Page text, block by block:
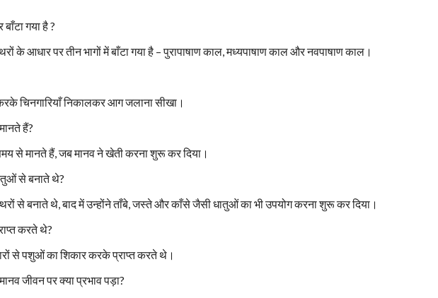
गया है ?
के आधार पर तीन भागों में बाँटा गया है – पुरापाषाण काल, मध्यपाषाण काल और नवपाषाण काल।
चिनगारियाँ निकालकर आग जलाना सीखा।
हैं?
से मानते हैं, जब मानव ने खेती करना शुरू कर दिया।
से बनाते थे?
से बनाते थे, बाद में उन्होंने ताँबे, जस्ते और काँसे जैसी धातुओं का भी उपयोग करना शुरू कर दिया।
करते थे?
से पशुओं का शिकार करके प्राप्त करते थे।
जीवन पर क्या प्रभाव पड़ा?